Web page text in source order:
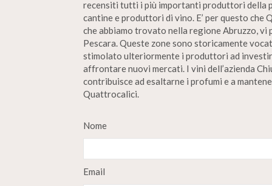
recensiti tutti i più importanti produttori della
cantine e produttori di vino. E’ per questo
che abbiamo trovato nella regione Abruzzo,
Pescara. Queste zone sono storicamente
stimolato ulteriormente i produttori ad
affrontare nuovi mercati. I vini dell’azienda
contribuisce ad esaltarne i profumi e a
Quattrocalici.
Nome
Email